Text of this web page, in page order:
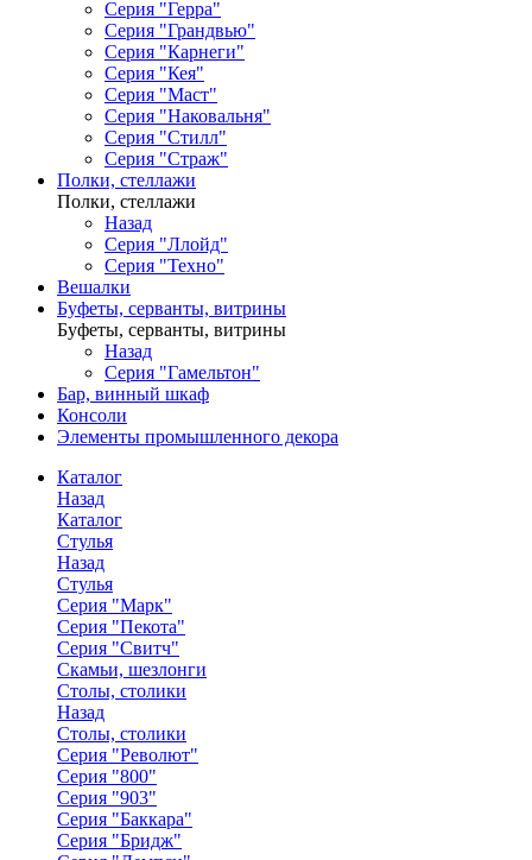
Серия "Герра"
Серия "Грандвью"
Серия "Карнеги"
Серия "Кея"
Серия "Маст"
Серия "Наковальня"
Серия "Стилл"
Серия "Страж"
Полки, стеллажи
Полки, стеллажи
Назад
Серия "Ллойд"
Серия "Техно"
Вешалки
Буфеты, серванты, витрины
Буфеты, серванты, витрины
Назад
Серия "Гамельтон"
Бар, винный шкаф
Консоли
Элементы промышленного декора
Каталог
Назад
Каталог
Стулья
Назад
Стулья
Серия "Марк"
Серия "Пекота"
Серия "Свитч"
Скамьи, шезлонги
Столы, столики
Назад
Столы, столики
Серия "Револют"
Серия "800"
Серия "903"
Серия "Баккара"
Серия "Бридж"